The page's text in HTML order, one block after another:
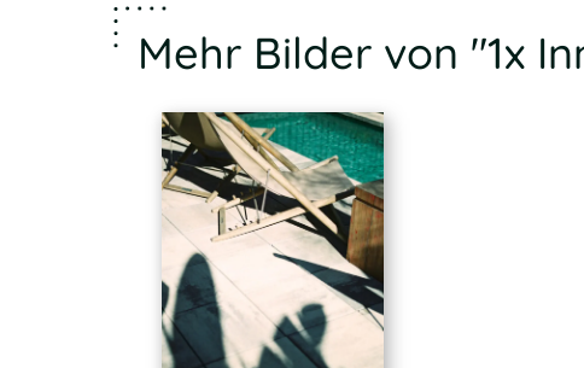
Mehr Bilder von "1x